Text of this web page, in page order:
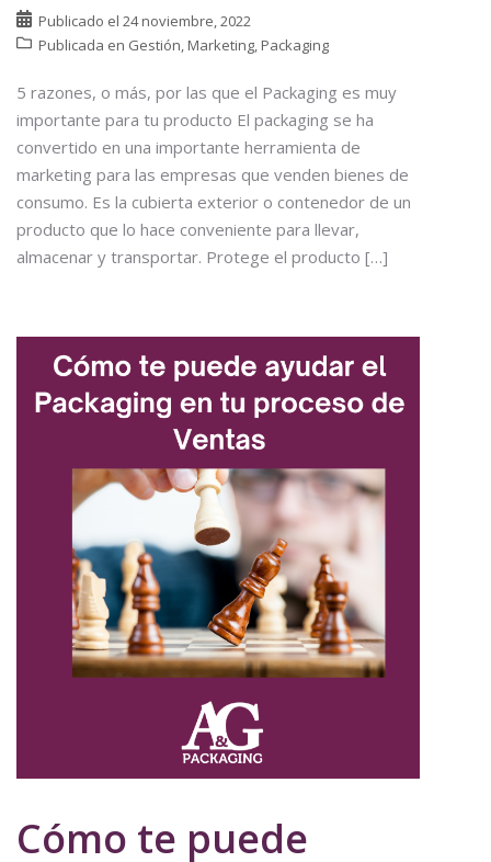
Publicado el 24 noviembre, 2022
Publicada en Gestión, Marketing, Packaging
5 razones, o más, por las que el Packaging es muy
importante para tu producto El packaging se ha
convertido en una importante herramienta de
marketing para las empresas que venden bienes de
consumo. Es la cubierta exterior o contenedor de un
producto que lo hace conveniente para llevar,
almacenar y transportar. Protege el producto […]
Cómo te puede